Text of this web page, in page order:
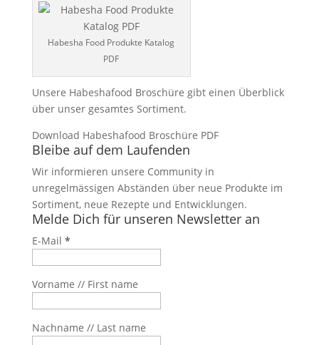
Habesha Food Produkte Katalog
PDF
Unsere Habeshafood Broschüre gibt einen Überblick
über unser gesamtes Sortiment.
Download Habeshafood Broschüre PDF
Bleibe auf dem Laufenden
Wir informieren unsere Community in
unregelmässigen Abständen über neue Produkte im
Sortiment, neue Rezepte und Entwicklungen.
Melde Dich für unseren Newsletter an
E-Mail *
Vorname // First name
Nachname // Last name